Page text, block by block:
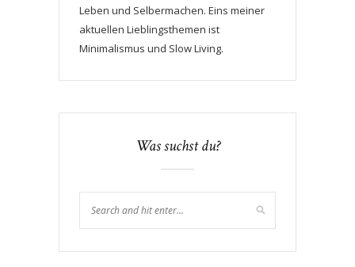
Leben und Selbermachen. Eins meiner
aktuellen Lieblingsthemen ist
Minimalismus und Slow Living.
Was suchst du?